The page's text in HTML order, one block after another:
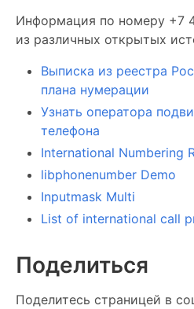
Информация по номеру +7
из различных открытых
Выписка из реестра
плана нумерации
Узнать оператора
телефона
International Numbering
libphonenumber Demo
Inputmask Multi
List of international call
Поделиться
Поделитесь страницей в